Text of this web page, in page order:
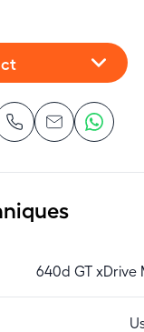
640d GT xDrive